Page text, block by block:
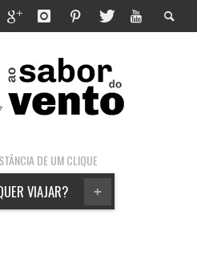
DE UM CLIQUE
+
VIAJAR?